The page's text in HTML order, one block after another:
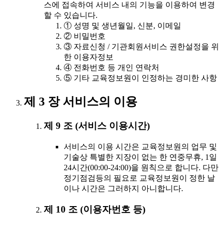
스에 접속하여 서비스 내의 기능을 이용하여 변경
할 수 있습니다.
① 성명 및 생년월일, 신분, 이메일
② 비밀번호
③ 자료신청 / 기관회원서비스 권한설정을 위
한 이용자정보
④ 전화번호 등 개인 연락처
⑤ 기타 교육정보원이 인정하는 경미한 사항
제 3 장 서비스의 이용
제 9 조 (서비스 이용시간)
서비스의 이용 시간은 교육정보원의 업무 및
기술상 특별한 지장이 없는 한 연중무휴, 1일
24시간(00:00-24:00)을 원칙으로 합니다. 다만
정기점검등의 필요로 교육정보원이 정한 날
이나 시간은 그러하지 아니합니다.
제 10 조 (이용자번호 등)